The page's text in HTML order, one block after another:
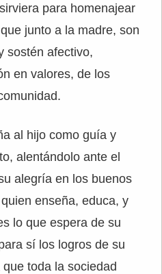
para homenajear
junto a la madre, son
sostén afectivo,
en valores, de los
al hijo como guía y
alentándolo ante el
alegría en los buenos
enseña, educa, y
lo que espera de su
sí los logros de su
toda la sociedad